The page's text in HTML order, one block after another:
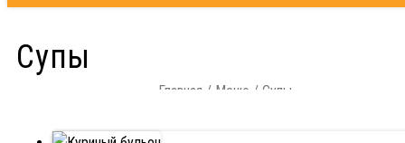
Супы
Главная / Меню / Супы